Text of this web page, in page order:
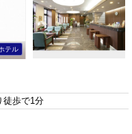
テル
徒歩で1分